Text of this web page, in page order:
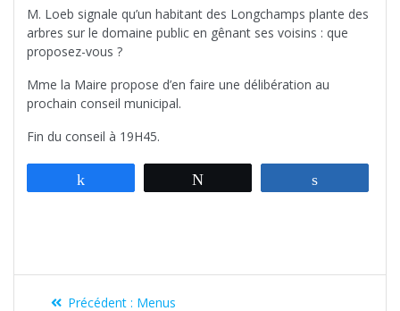
M. Loeb signale qu’un habitant des Longchamps plante des
arbres sur le domaine public en gênant ses voisins : que
proposez-vous ?
Mme la Maire propose d’en faire une délibération au
prochain conseil municipal.
Fin du conseil à 19H45.
Navigation
Précédent : Article
Menus